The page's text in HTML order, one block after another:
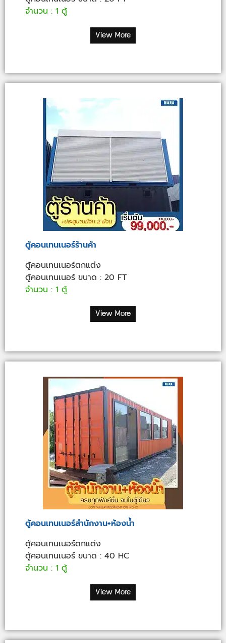
จำนวน : 1 ตู้
View More
ตู้คอนเทนเนอร์ร้านค้า
ตู้คอนเทนเนอร์ตกแต่ง
ตู้คอนเทนเนอร์ ขนาด : 20 FT
จำนวน : 1 ตู้
View More
ตู้คอนเทนเนอร์สำนักงาน+ห้องน้ำ
ตู้คอนเทนเนอร์ตกแต่ง
ตู้คอนเทนเนอร์ ขนาด : 40 HC
จำนวน : 1 ตู้
View More